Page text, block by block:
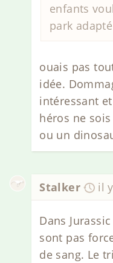
enfants
park
ouais pas
idée.
intéressant
héros ne
ou un
Stalker il
Dans
sont pas
de sang. Le